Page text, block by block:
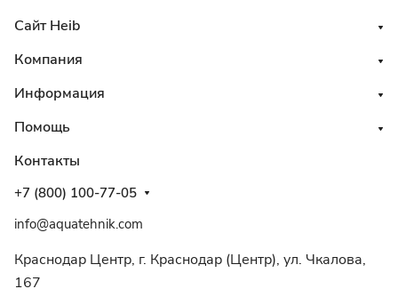
Сайт Heib
Компания
Информация
Помощь
Контакты
+7 (800) 100-77-05
info@aquatehnik.com
Краснодар Центр, г. Краснодар (Центр), ул. Чкалова,
167